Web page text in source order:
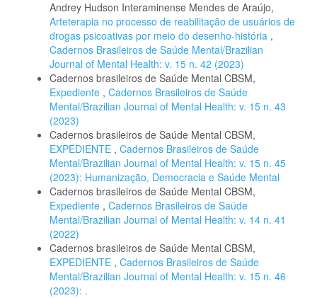
Andrey Hudson Interaminense Mendes de Araújo,
Arteterapia no processo de reabilitação de usuários de
drogas psicoativas por meio do desenho-história ,
Cadernos Brasileiros de Saúde Mental/Brazilian
Journal of Mental Health: v. 15 n. 42 (2023)
Cadernos brasileiros de Saúde Mental CBSM,
Expediente , Cadernos Brasileiros de Saúde
Mental/Brazilian Journal of Mental Health: v. 15 n. 43
(2023)
Cadernos brasileiros de Saúde Mental CBSM,
EXPEDIENTE , Cadernos Brasileiros de Saúde
Mental/Brazilian Journal of Mental Health: v. 15 n. 45
(2023): Humanização, Democracia e Saúde Mental
Cadernos brasileiros de Saúde Mental CBSM,
Expediente , Cadernos Brasileiros de Saúde
Mental/Brazilian Journal of Mental Health: v. 14 n. 41
(2022)
Cadernos brasileiros de Saúde Mental CBSM,
EXPEDIENTE , Cadernos Brasileiros de Saúde
Mental/Brazilian Journal of Mental Health: v. 15 n. 46
(2023): .